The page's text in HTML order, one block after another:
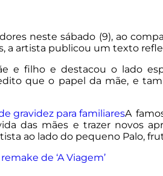
neste sábado (9), ao
a artista publicou um texto
e filho e destacou o lado
que o papel da mãe, e
gravidez para familiaresA
das mães e trazer novos
ao lado do pequeno Palo,
de ‘A Viagem’